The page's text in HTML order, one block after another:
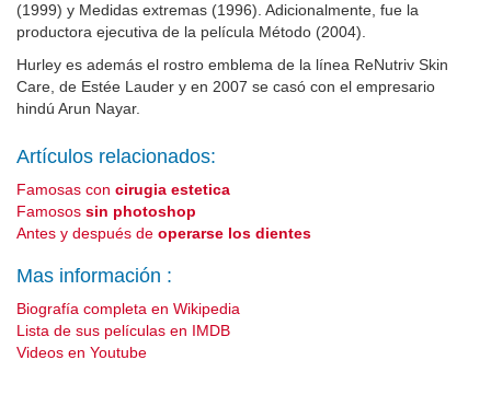
(1999) y Medidas extremas (1996). Adicionalmente, fue la
productora ejecutiva de la película Método (2004).
Hurley es además el rostro emblema de la línea ReNutriv Skin
Care, de Estée Lauder y en 2007 se casó con el empresario
hindú Arun Nayar.
Artículos relacionados:
Famosas con cirugia estetica
Famosos sin photoshop
Antes y después de operarse los dientes
Mas información :
Biografía completa en Wikipedia
Lista de sus películas en IMDB
Videos en Youtube